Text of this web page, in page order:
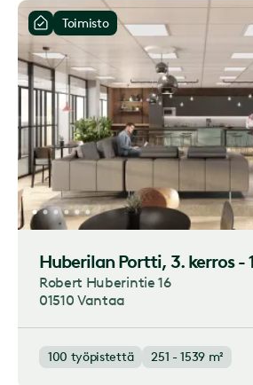
Toimisto
Huberilan Portti, 3. kerros -
Robert Huberintie 16
01510 Vantaa
100 työpistettä 251 - 1539 m²